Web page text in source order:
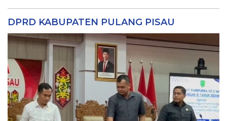
DPRD KABUPATEN PULANG PISAU